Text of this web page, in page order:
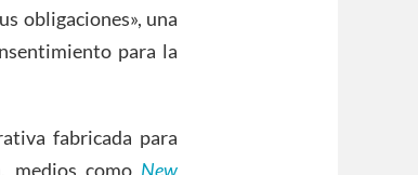
obligaciones», una
para la
fabricada para
medios como New